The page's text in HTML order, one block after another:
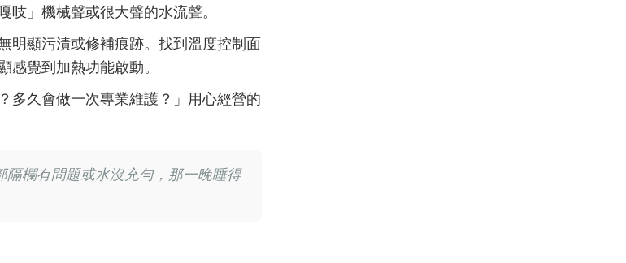
」機械聲或很大聲的水流聲。
明顯污漬或修補痕跡。找到溫度控制面
覺到加熱功能啟動。
多久會做一次專業維護？」用心經營的
欄有問題或水沒充勻，那一晚睡得